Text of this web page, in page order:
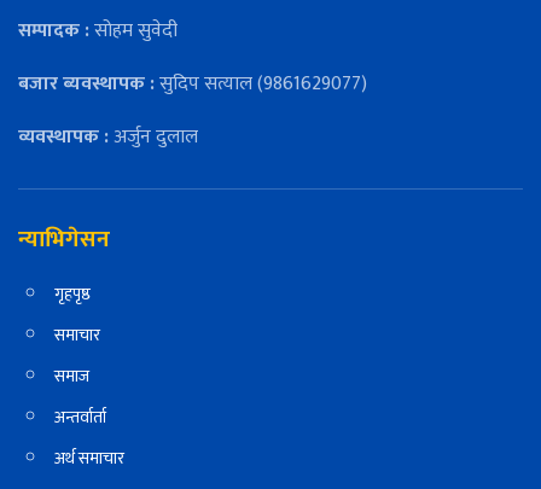
सम्पादक :सोहम सुवेदी
बजार ब्यवस्थापक :सुदिप सत्याल (9861629077)
व्यवस्थापक :अर्जुन दुलाल
न्याभिगेसन
गृहपृष्ठ
समाचार
समाज
अन्तर्वार्ता
अर्थ समाचार